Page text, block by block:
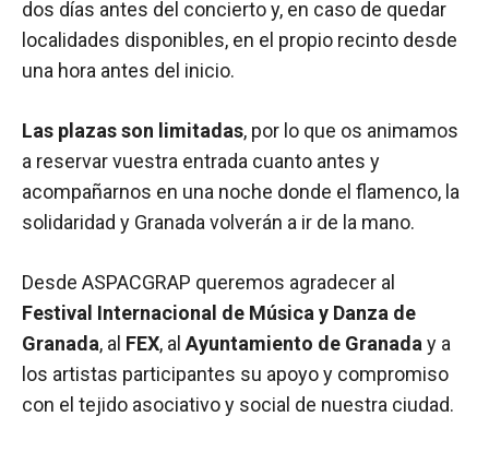
dos días antes del concierto y, en caso de quedar
localidades disponibles, en el propio recinto desde
una hora antes del inicio.
Las plazas son limitadas, por lo que os animamos
a reservar vuestra entrada cuanto antes y
acompañarnos en una noche donde el flamenco, la
solidaridad y Granada volverán a ir de la mano.
Desde ASPACGRAP queremos agradecer al
Festival Internacional de Música y Danza de
Granada, al FEX, al Ayuntamiento de Granada y a
los artistas participantes su apoyo y compromiso
con el tejido asociativo y social de nuestra ciudad.